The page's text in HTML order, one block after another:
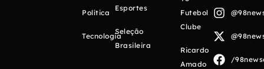
Política
Tecnologia
Esportes
Seleção
Brasileira
Futebol
Clube
Ricardo
Amado
/